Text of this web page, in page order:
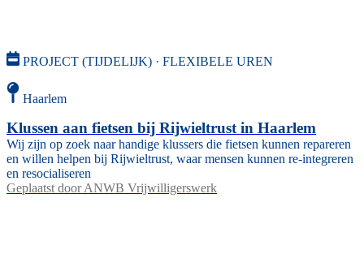
PROJECT (TIJDELIJK) · FLEXIBELE UREN
Haarlem
Klussen aan fietsen bij Rijwieltrust in Haarlem
Wij zijn op zoek naar handige klussers die fietsen kunnen repareren
en willen helpen bij Rijwieltrust, waar mensen kunnen re-integreren
en resocialiseren
Geplaatst door ANWB Vrijwilligerswerk